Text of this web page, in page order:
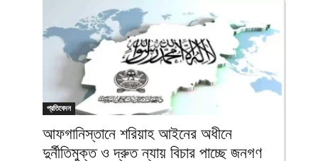
প্রতিবেদন
আফগানিস্তানে শরিয়াহ আইনের অধীনে
দুর্নীতিমুক্ত ও দ্রুত ন্যায় বিচার পাচ্ছে জনগণ